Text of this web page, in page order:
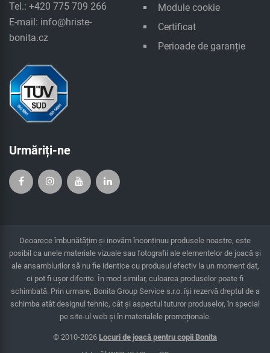
Tel.: +420 775 709 266
E-mail: info@hriste-
bonita.cz
Module cookie
Certificat
Perioade de garanție
Urmăriți-ne
Deoarece îmbunătățim și inovăm încontinuu produsele noastre, este
posibil ca unele materiale vizuale sau fotografii ale elementelor de joacă și
ale ansamblurilor să nu fie identice cu produsul efectiv la un moment dat,
ci pot fi ușor diferite. În mod similar, culoarea produselor poate fi
schimbată. Prin urmare, Bonita Group Service s.r.o. îşi rezervă dreptul de a
schimba atât designul tehnic, cât şi aspectul tuturor produselor, în special
pe site-ul web și în materialele promoționale.
© 2010-2026 Locuri de joacă pentru copii Bonita